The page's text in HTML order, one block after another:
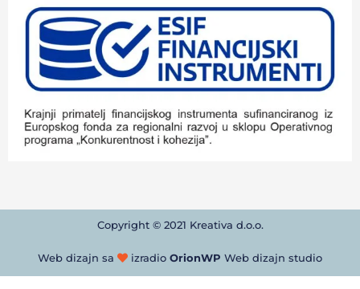
Copyright © 2021 Kreativa d.o.o.
Web dizajn sa izradio OrionWP Web dizajn studio